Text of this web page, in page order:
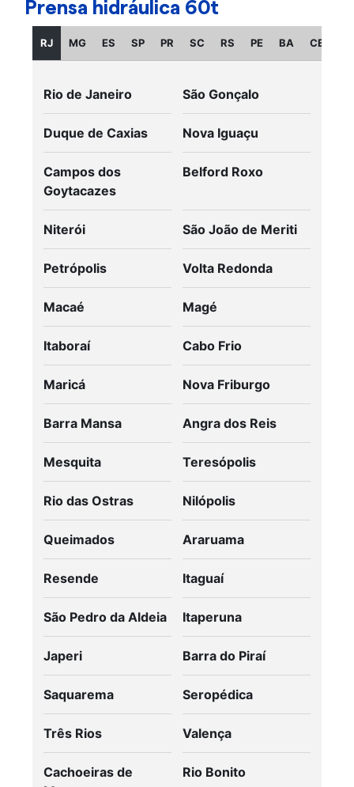
Prensa hidráulica 60t
RJ MG ES SP PR SC RS PE BA CE
Rio de Janeiro São Gonçalo
Duque de Caxias Nova Iguaçu
Campos dos
Goytacazes
Belford Roxo
Niterói São João de Meriti
Petrópolis Volta Redonda
Macaé Magé
Itaboraí Cabo Frio
Maricá Nova Friburgo
Barra Mansa Angra dos Reis
Mesquita Teresópolis
Rio das Ostras Nilópolis
Queimados Araruama
Resende Itaguaí
São Pedro da Aldeia Itaperuna
Japeri Barra do Piraí
Saquarema Seropédica
Três Rios Valença
Cachoeiras de
Rio Bonito